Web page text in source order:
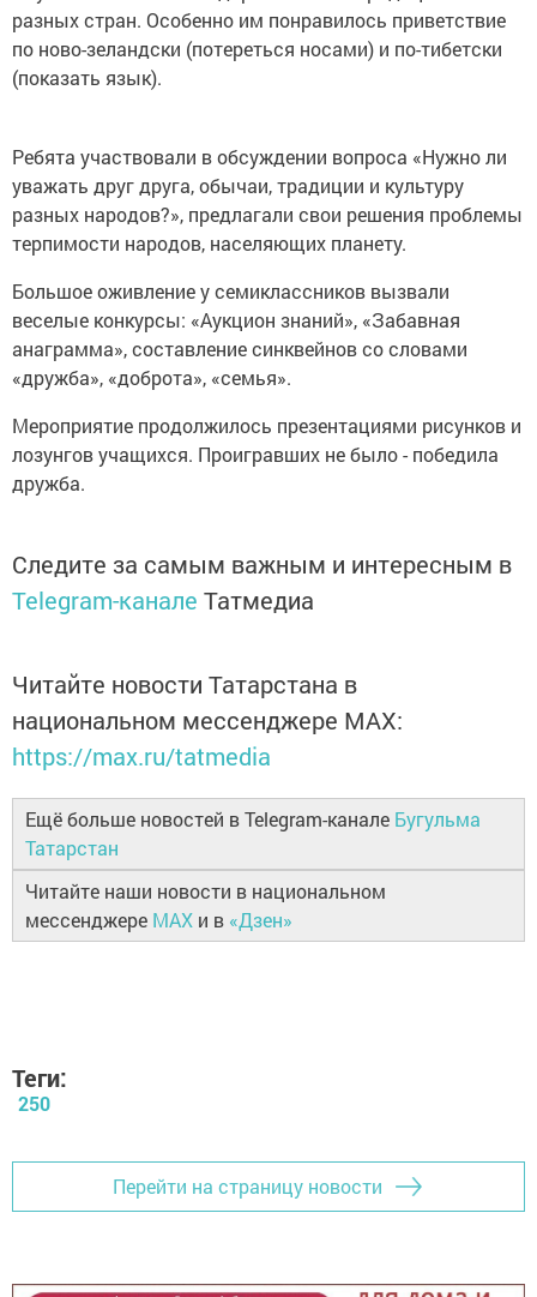
разных стран. Особенно им понравилось приветствие
по ново-зеландски (потереться носами) и по-тибетски
(показать язык).
Ребята участвовали в обсуждении вопроса «Нужно ли
уважать друг друга, обычаи, традиции и культуру
разных народов?», предлагали свои решения проблемы
терпимости народов, населяющих планету.
Большое оживление у семиклассников вызвали
веселые конкурсы: «Аукцион знаний», «Забавная
анаграмма», составление синквейнов со словами
«дружба», «доброта», «семья».
Мероприятие продолжилось презентациями рисунков и
лозунгов учащихся. Проигравших не было - победила
дружба.
Следите за самым важным и интересным в
Telegram-канале Татмедиа
Читайте новости Татарстана в
национальном мессенджере MАХ:
https://max.ru/tatmedia
Ещё больше новостей в Telegram-канале Бугульма
Татарстан
Читайте наши новости в национальном
мессенджере MAX и в «Дзен»
Теги:
250
Перейти на страницу новости